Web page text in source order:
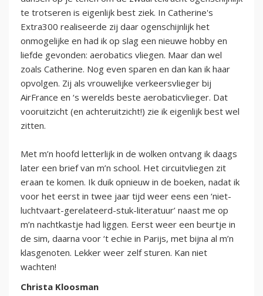
te trotseren is eigenlijk best ziek. In Catherine's
Extra300 realiseerde zij daar ogenschijnlijk het
onmogelijke en had ik op slag een nieuwe hobby en
liefde gevonden: aerobatics vliegen. Maar dan wel
zoals Catherine. Nog even sparen en dan kan ik haar
opvolgen. Zij als vrouwelijke verkeersvlieger bij
AirFrance en ‘s werelds beste aerobaticvlieger. Dat
vooruitzicht (en achteruitzicht!) zie ik eigenlijk best wel
zitten.
Met m’n hoofd letterlijk in de wolken ontvang ik daags
later een brief van m’n school. Het circuitvliegen zit
eraan te komen. Ik duik opnieuw in de boeken, nadat ik
voor het eerst in twee jaar tijd weer eens een ‘niet-
luchtvaart-gerelateerd-stuk-literatuur’ naast me op
m’n nachtkastje had liggen. Eerst weer een beurtje in
de sim, daarna voor ‘t echie in Parijs, met bijna al m’n
klasgenoten. Lekker weer zelf sturen. Kan niet
wachten!
Christa Kloosman